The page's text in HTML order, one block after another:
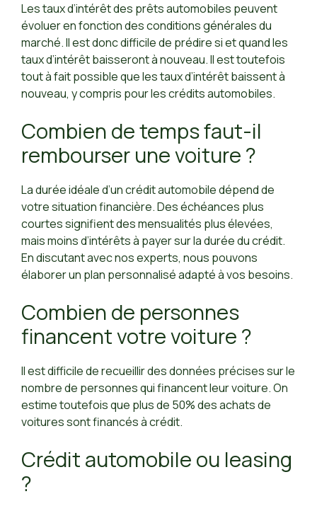
Les taux d’intérêt des prêts automobiles peuvent
évoluer en fonction des conditions générales du
marché. Il est donc difficile de prédire si et quand les
taux d’intérêt baisseront à nouveau. Il est toutefois
tout à fait possible que les taux d’intérêt baissent à
nouveau, y compris pour les crédits automobiles.
Combien de temps faut-il
rembourser une voiture ?
La durée idéale d’un crédit automobile dépend de
votre situation financière. Des échéances plus
courtes signifient des mensualités plus élevées,
mais moins d’intérêts à payer sur la durée du crédit.
En discutant avec nos experts, nous pouvons
élaborer un plan personnalisé adapté à vos besoins.
Combien de personnes
financent votre voiture ?
Il est difficile de recueillir des données précises sur le
nombre de personnes qui financent leur voiture. On
estime toutefois que plus de 50% des achats de
voitures sont financés à crédit.
Crédit automobile ou leasing
?